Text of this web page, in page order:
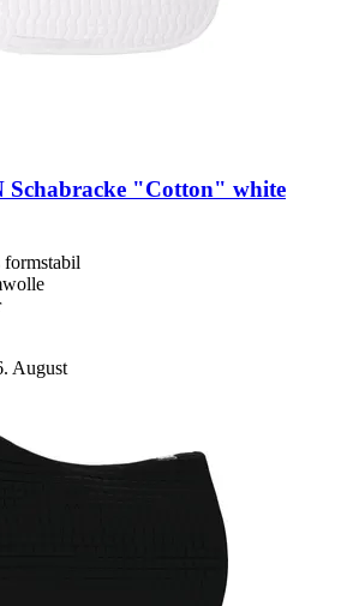
Schabracke "Cotton" white
formstabil
August